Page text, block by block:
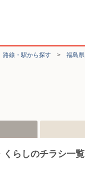
路線・駅から探す > 福島県
らしのチラシ一覧